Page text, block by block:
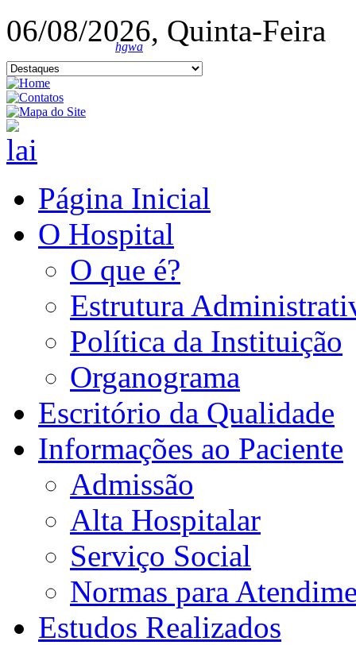
06/08/2026, Quinta-Feira
hgwa
Página Inicial
O Hospital
O que é?
Estrutura
Política da Instituição
Organograma
Escritório da Qualidade
Informações ao Paciente
Admissão
Alta Hospitalar
Serviço Social
Normas para
Estudos Realizados